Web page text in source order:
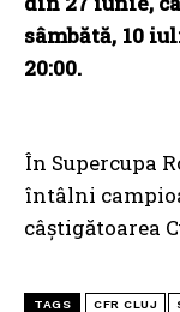
sâmbătă, 10
20:00.
În Supercupa
întâlni
câștigătoarea
TAGS CFR CLUJ